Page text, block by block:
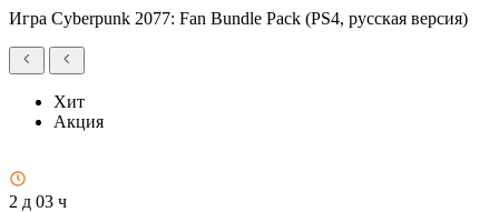
Игра Cyberpunk 2077: Fan Bundle Pack (PS4, русская версия)
Хит
Акция
2 д 03 ч